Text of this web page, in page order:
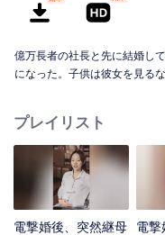
億万長者の社長と先に結婚し
になった。子供は彼女を見る
プレイリスト
電撃婚後、突然継母
電撃